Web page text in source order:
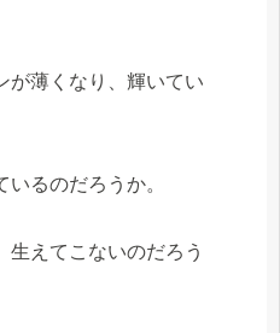
が薄くなり、輝いてい
るのだろうか。
生えてこないのだろう